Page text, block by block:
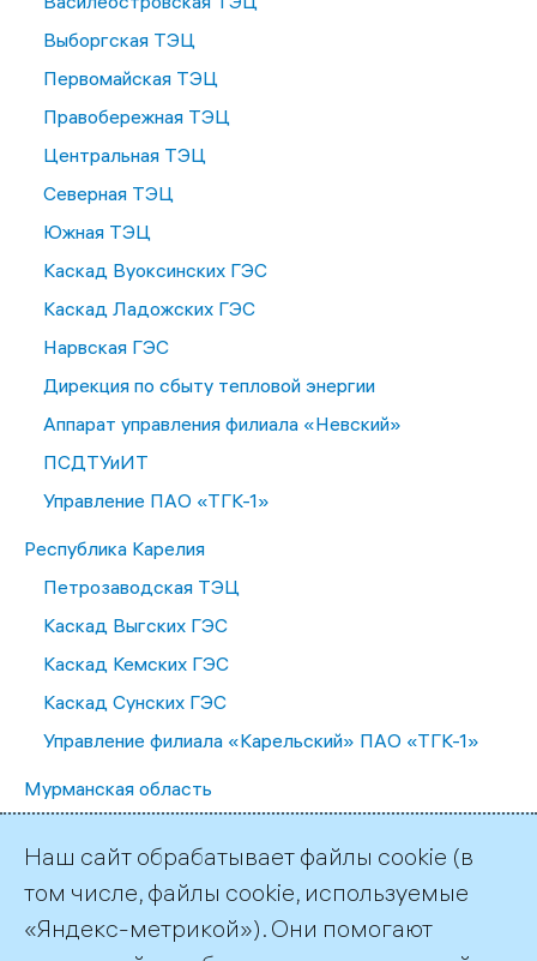
Выборгская ТЭЦ
Первомайская ТЭЦ
Правобережная ТЭЦ
Центральная ТЭЦ
Северная ТЭЦ
Южная ТЭЦ
Каскад Вуоксинских ГЭС
Каскад Ладожских ГЭС
Нарвская ГЭС
Дирекция по сбыту тепловой энергии
Аппарат управления филиала «Невский»
ПСДТУиИТ
Управление ПАО «ТГК-1»
Республика Карелия
Петрозаводская ТЭЦ
Каскад Выгских ГЭС
Каскад Кемских ГЭС
Каскад Сунских ГЭС
Управление филиала «Карельский» ПАО «ТГК-1»
Мурманская область
Каскад Туломских и Серебрянских ГЭС
Каскад Нивских ГЭС
Каскад Пазских ГЭС
Наш сайт обрабатывает файлы cookie (в
том числе, файлы cookie, используемые
«Яндекс-метрикой»). Они помогают